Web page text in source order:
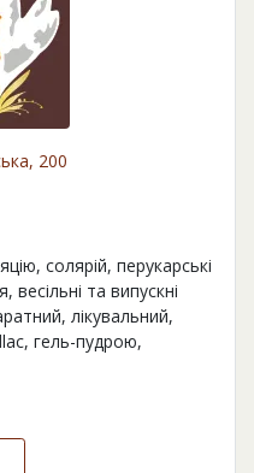
200
солярій, перукарські
та випускні
лікувальний,
гель-пудрою,